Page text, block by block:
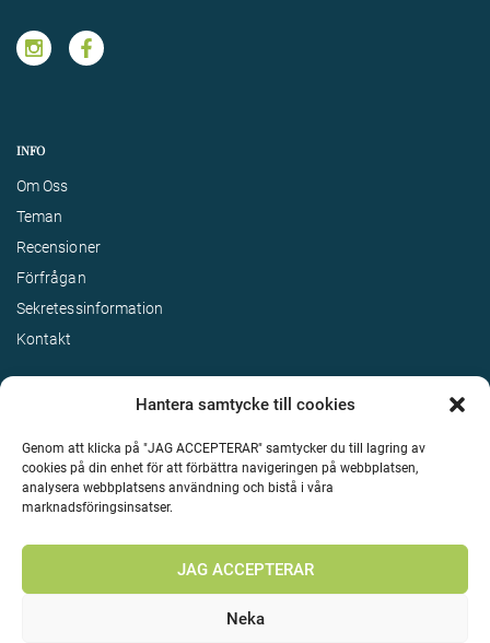
Hantera samtycke till cookies
Genom att klicka på "JAG ACCEPTERAR" samtycker du till lagring av
cookies på din enhet för att förbättra navigeringen på webbplatsen,
analysera webbplatsens användning och bistå i våra
marknadsföringsinsatser.
JAG ACCEPTERAR
Neka
INFO
Om Oss
Teman
Recensioner
Förfrågan
Sekretessinformation
Kontakt
Upphovsrätt 2026 Enjoy Travel Alla rättigheter reserverade